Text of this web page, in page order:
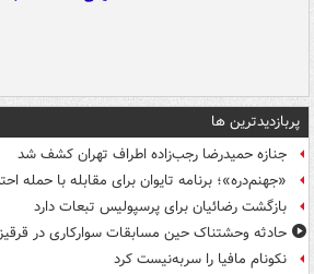
پربازدیدترین ها
جنازه حمیدرضا رجب‌زاده اطراف تهران کشف شد
«جهنم‌دره»؛ برنامه تایوان برای مقابله با حمله
بازگشت رضائیان برای پرسپولیس تبعات دارد
حادثه وحشتناک حین مسابقات سوارکاری در
نکونام مافیا را سربه‌نیست کرد